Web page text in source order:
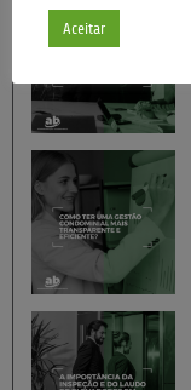
Aceitar